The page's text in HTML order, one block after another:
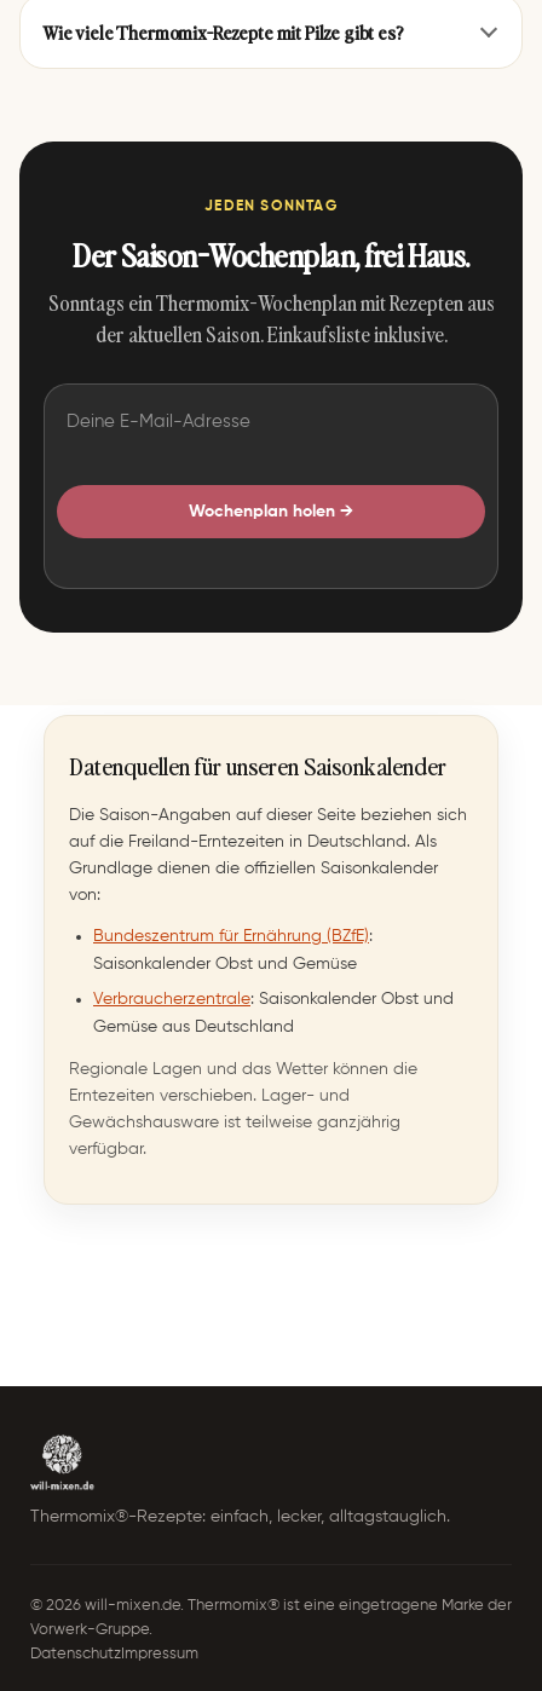
Thermomix® –
Abwandlung Sauce
Hollandaise
4.9 · ⏱ 25 Min
Thermomix®
4.9 · ⏱ 55 Min
Pizza-Pasta-Auflauf aus
dem Thermomix®
4.9 · ⏱ 65 Min
Thermomix®
Pizza-Auflauf aus dem
Thermomix®
4.9 · ⏱ 50 Min
Hühnerfrikassee aus dem
Thermomix® (All-in-one)
Low Carb Blumenkohlpizza
Pizzatopf aus dem
Wie viele Thermomix-Rezepte mit Pilze gibt es?
JEDEN SONNTAG
Der Saison-Wochenplan, frei Haus.
Sonntags ein Thermomix-Wochenplan mit Rezepten aus
der aktuellen Saison. Einkaufsliste inklusive.
Wochenplan holen →
Datenquellen für unseren Saisonkalender
Die Saison-Angaben auf dieser Seite beziehen sich
auf die Freiland-Erntezeiten in Deutschland. Als
Grundlage dienen die offiziellen Saisonkalender
von:
Bundeszentrum für Ernährung (BZfE):
Saisonkalender Obst und Gemüse
Verbraucherzentrale: Saisonkalender Obst und
Gemüse aus Deutschland
Regionale Lagen und das Wetter können die
Erntezeiten verschieben. Lager- und
Gewächshausware ist teilweise ganzjährig
verfügbar.
Thermomix®-Rezepte: einfach, lecker, alltagstauglich.
© 2026 will-mixen.de. Thermomix® ist eine eingetragene Marke der
Vorwerk-Gruppe.
Datenschutz Impressum